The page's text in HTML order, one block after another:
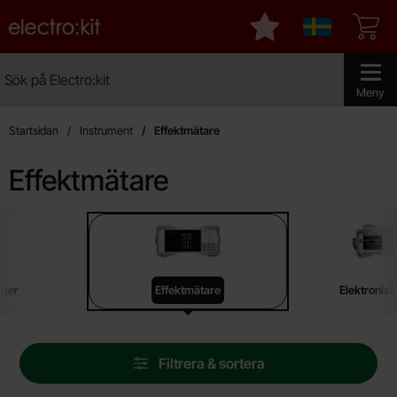
Meny
Startsidan för Electro:kit
Sverige
Mina favoriter
Startsidan Instrument Effektmätare
Effektmätare
Underkategorier
Effektmätare
Hoppa
över
filtersektionen
Filtrera & sortera